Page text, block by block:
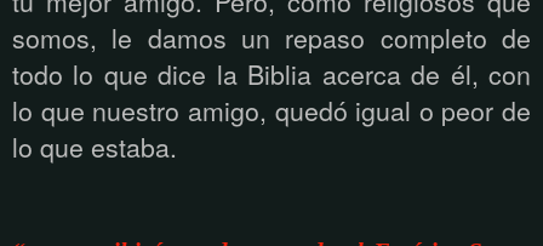
somos, le damos un repaso completo de
todo lo que dice la Biblia acerca de él, con
lo que nuestro amigo, quedó igual o peor de
lo que estaba.